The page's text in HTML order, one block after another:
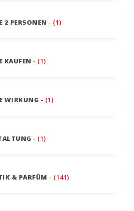
2 PERSONEN - (1)
KAUFEN - (1)
WIRKUNG - (1)
- (1)
& PARFÜM - (141)